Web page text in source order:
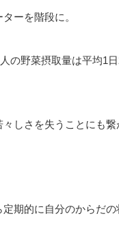
ーを階段に。
の野菜摂取量は平均1日
しさを失うことにも繋
期的に自分のからだの